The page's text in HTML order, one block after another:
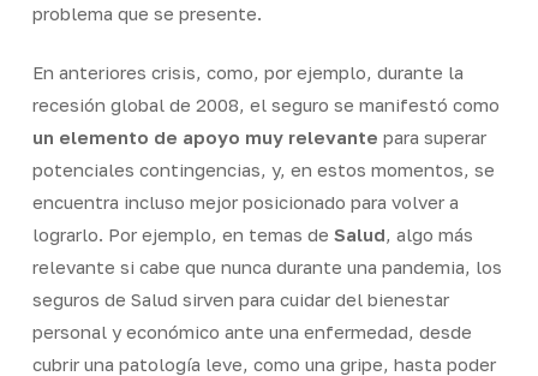
problema que se presente.
En anteriores crisis, como, por ejemplo, durante la
recesión global de 2008, el seguro se manifestó como
un elemento de apoyo muy relevante para superar
potenciales contingencias, y, en estos momentos, se
encuentra incluso mejor posicionado para volver a
lograrlo. Por ejemplo, en temas de Salud, algo más
relevante si cabe que nunca durante una pandemia, los
seguros de Salud sirven para cuidar del bienestar
personal y económico ante una enfermedad, desde
cubrir una patología leve, como una gripe, hasta poder